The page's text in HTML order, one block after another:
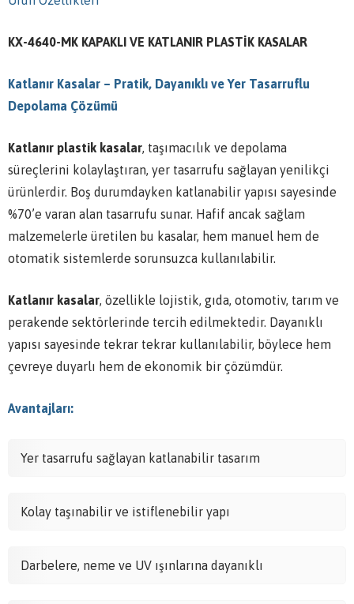
KX-4640-MK KAPAKLI VE KATLANIR PLASTİK KASALAR
Katlanır Kasalar – Pratik, Dayanıklı ve Yer Tasarruflu
Depolama Çözümü
Katlanır plastik kasalar, taşımacılık ve depolama
süreçlerini kolaylaştıran, yer tasarrufu sağlayan yenilikçi
ürünlerdir. Boş durumdayken katlanabilir yapısı sayesinde
%70’e varan alan tasarrufu sunar. Hafif ancak sağlam
malzemelerle üretilen bu kasalar, hem manuel hem de
otomatik sistemlerde sorunsuzca kullanılabilir.
Katlanır kasalar, özellikle lojistik, gıda, otomotiv, tarım ve
perakende sektörlerinde tercih edilmektedir. Dayanıklı
yapısı sayesinde tekrar tekrar kullanılabilir, böylece hem
çevreye duyarlı hem de ekonomik bir çözümdür.
Avantajları:
Yer tasarrufu sağlayan katlanabilir tasarım
Kolay taşınabilir ve istiflenebilir yapı
Darbelere, neme ve UV ışınlarına dayanıklı